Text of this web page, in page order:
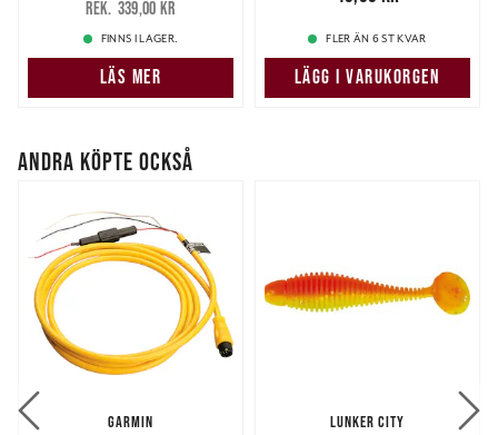
339,00 kr
339,00 kr
FINNS I LAGER.
LÄS MER
FLER ÄN 6 ST KVAR
LÄGG I VARUKORGEN
ANDRA KÖPTE OCKSÅ
GARMIN LUNKER CITY